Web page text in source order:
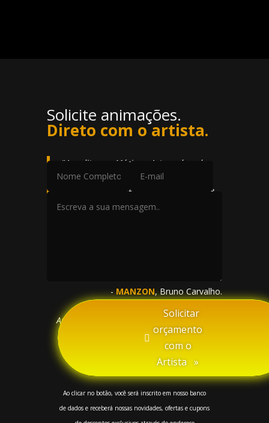
Solicite animações.
Direto com o artista.
" Acredito que Música e Arte andam de
mãos dadas. Uma música não deve ser
nem limitar-se apenas a um conjunto de
sons, mas deve ser, também, uma rica e
-MANZON, Bruno Carvalho.
Animated Album Covers - Artist of the Year
⠀Solicitar
orçamento
com o
Artista⠀»
Ao clicar no botão, você será inscrito em nosso banco
de dados e receberá nossas novidades, ofertas e cupons